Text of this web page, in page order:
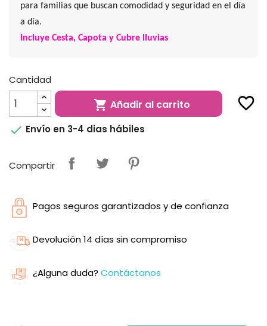
para familias que buscan comodidad y seguridad en el día
a día.
Incluye Cesta, Capota y Cubre lluvias
Cantidad
 Añadir al carrito favorite_border
 Envío en 3-4 dias hábiles
Compartir
Pagos seguros garantizados y de confianza
Devolución 14 días sin compromiso
¿Alguna duda? Contáctanos